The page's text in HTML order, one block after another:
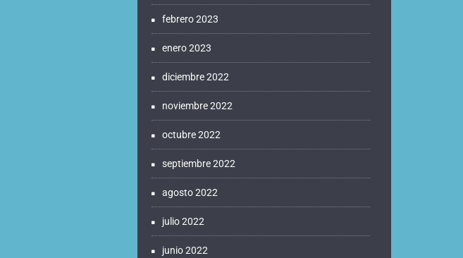
febrero 2023
enero 2023
diciembre 2022
noviembre 2022
octubre 2022
septiembre 2022
agosto 2022
julio 2022
junio 2022